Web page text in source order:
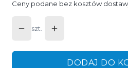
Ceny podane bez kosztów
szt.
DODAJ DO